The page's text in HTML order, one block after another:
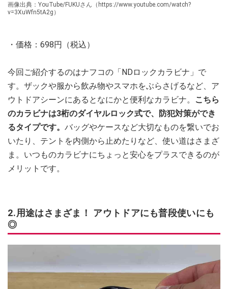
画像出典：YouTube/FUKUさん（https://www.youtube.com/watch?
v=3XuWfn5tA2g）
・価格：698円（税込）
今回ご紹介するのはナフコの「NDロックカラビナ」で
す。ザックや服から飲み物やスマホをぶらさげるなど、ア
ウトドアシーンにあるとなにかと便利なカラビナ。
こちら
のカラビナは3桁のダイヤルロック式で、防犯対策ができ
るタイプです。 バッグやケースなど大切なものを繋いでお
いたり、テントを内側から止めたりなど、使い道はさまざ
ま。いつものカラビナにちょっと安心をプラスできるのが
メリットです。
2.用途はさまざま！ アウトドアにも普段使いにも
◎